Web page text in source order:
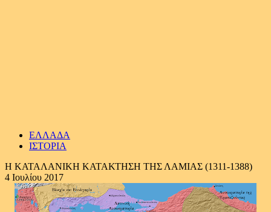
ΕΛΛΑΔΑ
ΙΣΤΟΡΙΑ
Η ΚΑΤΑΛΑΝΙΚΗ ΚΑΤΑΚΤΗΣΗ ΤΗΣ ΛΑΜΙΑΣ (1311-1388)
4 Ιουλίου 2017